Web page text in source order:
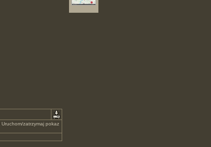
Uruchom/zatrzymaj pokaz